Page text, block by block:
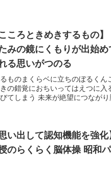
ころときめきするもの
みの鏡にくもりが出始
る思いがつのる
ものまくらベに立ちのぼるく
の錯覚におちいってはえつに入
てしまう 未来が絶望につながり
い出して認知機能を強
のらくらく脳体操 昭和